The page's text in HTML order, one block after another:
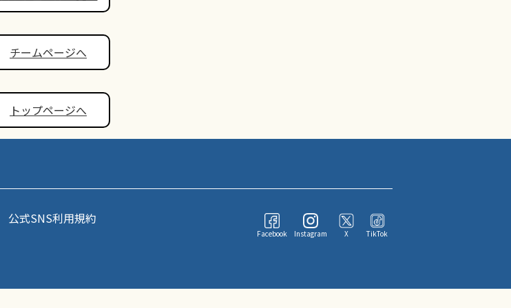
チームページへ
トップページへ
公式SNS利用規約
Facebook Instagram X TikTok